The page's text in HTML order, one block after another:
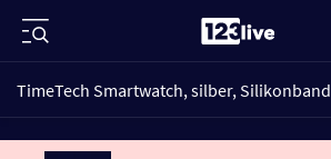
TimeTech Smartwatch, silber, Silikonband